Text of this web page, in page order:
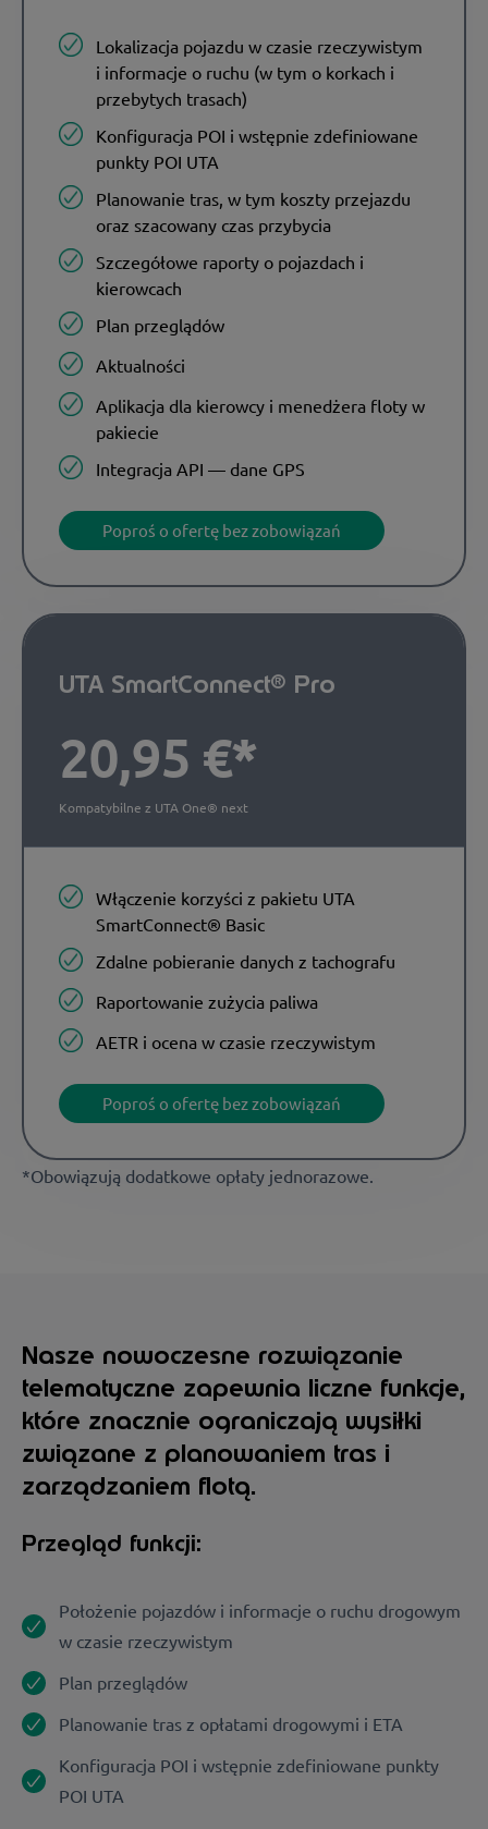
Lokalizacja pojazdu w czasie rzeczywistym
i informacje o ruchu (w tym o korkach i
przebytych trasach)
Konfiguracja POI i wstępnie zdefiniowane
punkty POI UTA
Planowanie tras, w tym koszty przejazdu
oraz szacowany czas przybycia
Szczegółowe raporty o pojazdach i
kierowcach
Plan przeglądów
Aktualności
Aplikacja dla kierowcy i menedżera floty w
pakiecie
Integracja API — dane GPS
Poproś o ofertę bez zobowiązań
UTA SmartConnect® Pro
20,95 €*
Kompatybilne z UTA One® next
Włączenie korzyści z pakietu UTA
SmartConnect® Basic
Zdalne pobieranie danych z tachografu
Raportowanie zużycia paliwa
AETR i ocena w czasie rzeczywistym
Poproś o ofertę bez zobowiązań
*Obowiązują dodatkowe opłaty jednorazowe.
Nasze nowoczesne rozwiązanie
telematyczne zapewnia liczne funkcje,
które znacznie ograniczają wysiłki
związane z planowaniem tras i
zarządzaniem flotą.
Przegląd funkcji:
Położenie pojazdów i informacje o ruchu drogowym
w czasie rzeczywistym
Plan przeglądów
Planowanie tras z opłatami drogowymi i ETA
Konfiguracja POI i wstępnie zdefiniowane punkty
POI UTA